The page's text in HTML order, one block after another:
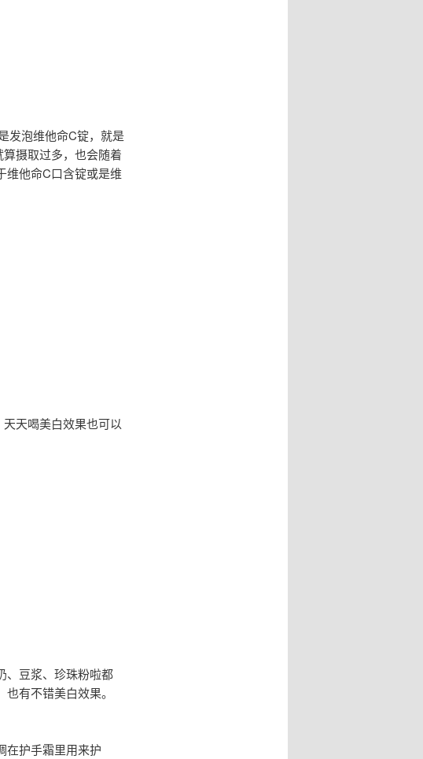
发泡维他命C锭，就是
摄取过多，也会随着
维他命C口含锭或是维
天喝美白效果也可以
、豆浆、珍珠粉啦都
有不错美白效果。
在护手霜里用来护